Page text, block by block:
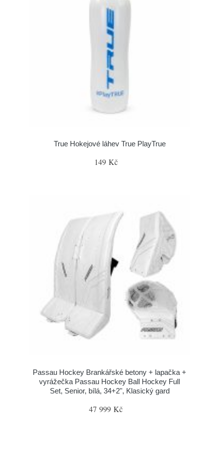
True Hokejové láhev True PlayTrue
149 Kč
Passau Hockey Brankářské betony + lapačka +
vyrážečka Passau Hockey Ball Hockey Full
Set, Senior, bílá, 34+2", Klasický gard
47 999 Kč